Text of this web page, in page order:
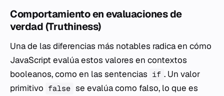
Comportamiento en evaluaciones de
verdad (Truthiness)
Una de las diferencias más notables radica en cómo
JavaScript evalúa estos valores en contextos
booleanos, como en las sentencias if . Un valor
primitivo false se evalúa como falso, lo que es